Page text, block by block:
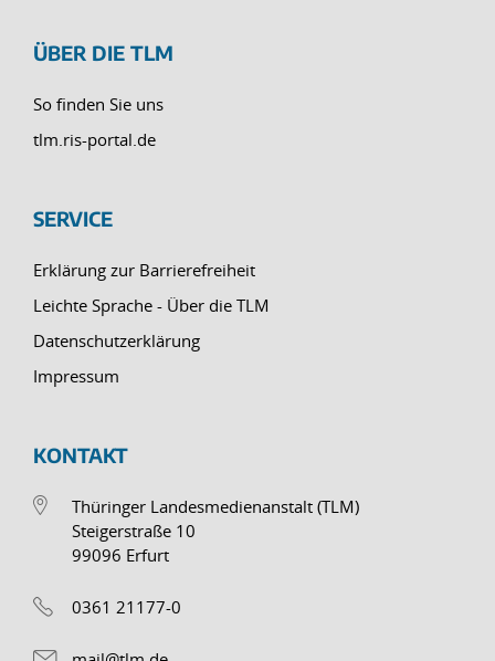
ÜBER DIE TLM
So finden Sie uns
tlm.ris-portal.de
SERVICE
Erklärung zur Barrierefreiheit
Leichte Sprache - Über die TLM
Datenschutzerklärung
Impressum
KONTAKT
Thüringer Landesmedienanstalt (TLM)
Steigerstraße 10
99096 Erfurt
0361 21177-0